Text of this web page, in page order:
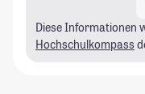
Diese Informationen
Hochschulkompass